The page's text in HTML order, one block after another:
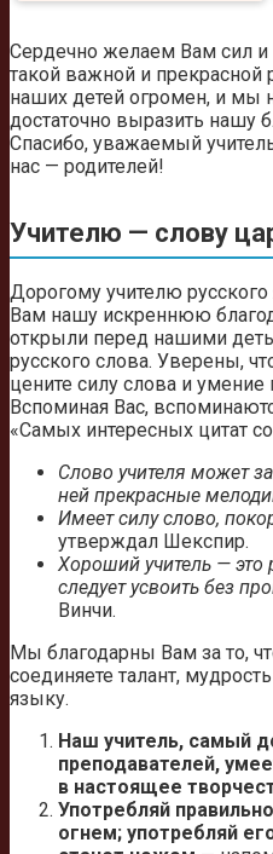
Сердечно желаем Вам сил
такой важной и
наших детей огромен, и мы
достаточно выразить нашу
Спасибо, уважаемый
нас — родителей!
Учителю — слову
Дорогому учителю
Вам нашу искреннюю
открыли перед нашими
русского слова. Уверены,
цените силу слова и
Вспоминая Вас,
«Самых интересных цитат
Слово учителя может
ней прекрасные
Имеет силу слово,
утверждал Шекспир.
Хороший учитель — это
следует усвоить без
Винчи.
Мы благодарны Вам за то,
соединяете талант,
языку.
Наш учитель, самый
преподавателей,
в настоящее
Употребляй
огнем; употребляй